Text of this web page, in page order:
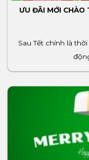
ƯU ĐÃI MỚI CHÀO
Sau Tết chính là